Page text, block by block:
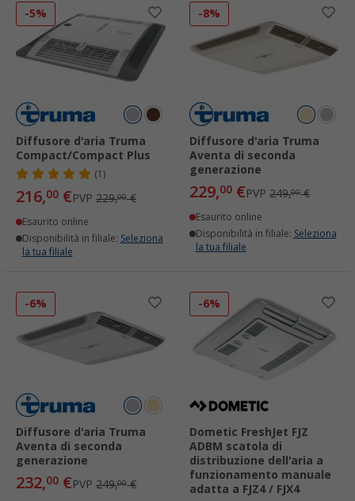
-5%
Diffusore d'aria Truma
Compact/Compact Plus
(1)
216,00 €PVP 229,00€
Esaurito online
Disponibilità in filiale: Seleziona
la tua filiale
-8%
Diffusore d'aria Truma
Aventa di seconda
generazione
229,00 €PVP 249,00€
Esaurito online
Disponibilità in filiale: Seleziona
la tua filiale
-6%
Diffusore d'aria Truma
Aventa di seconda
generazione
232,00 €PVP 249,00€
-6%
Dometic FreshJet FJZ
ADBM scatola di
distribuzione dell'aria a
funzionamento manuale
adatta a FJZ4 / FJX4